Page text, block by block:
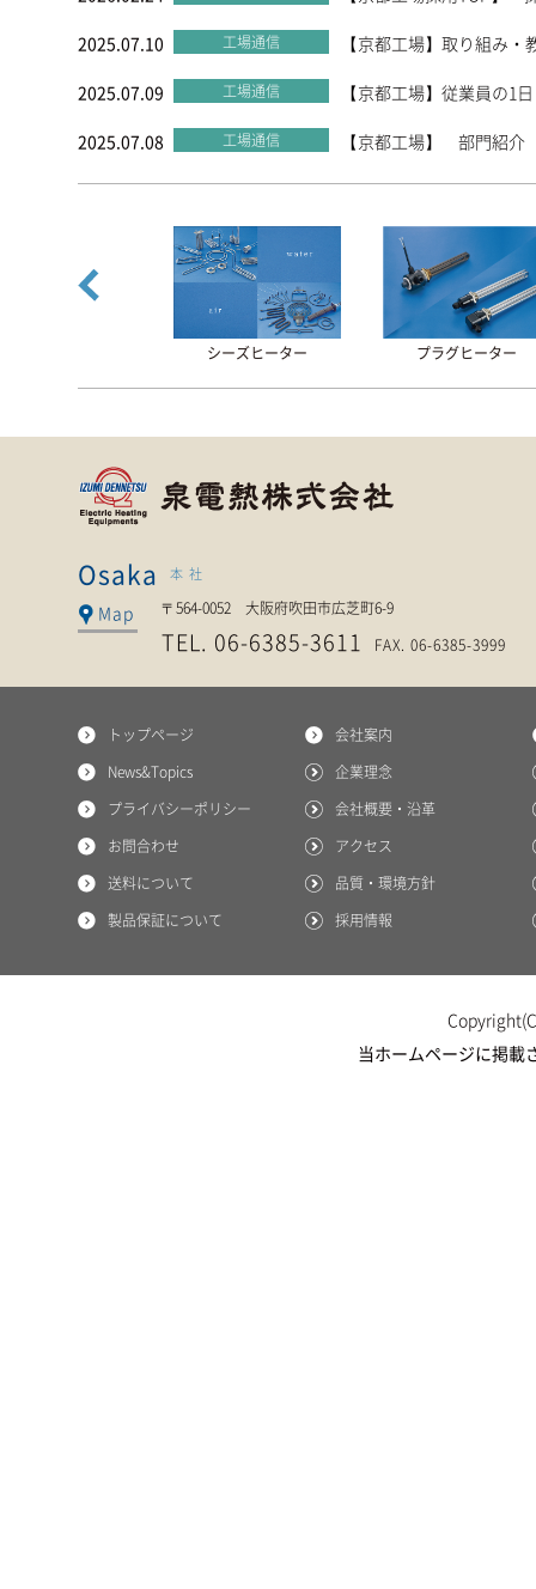
2025.07.10 工場通信 【京都工場】取り組み・
2025.07.09 工場通信 【京都工場】従業員の1日
2025.07.08 工場通信 【京都工場】 部門紹介
シーズヒーター プラグヒーター
Osaka 本社
Map 〒564-0052 大阪府吹田市広芝町6-9
TEL. 06-6385-3611 FAX. 06-6385-3999
トップページ
News&Topics
プライバシーポリシー
お問合わせ
送料について
製品保証について
会社案内
企業理念
会社概要・沿革
アクセス
品質・環境方針
採用情報
当ホームページに掲載